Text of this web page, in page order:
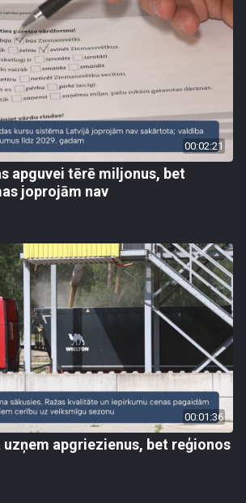
00:02:21
apguvei tērē miljonus, bet
joprojām nav
00:01:36
uzņem apgriezienus, bet reģionos